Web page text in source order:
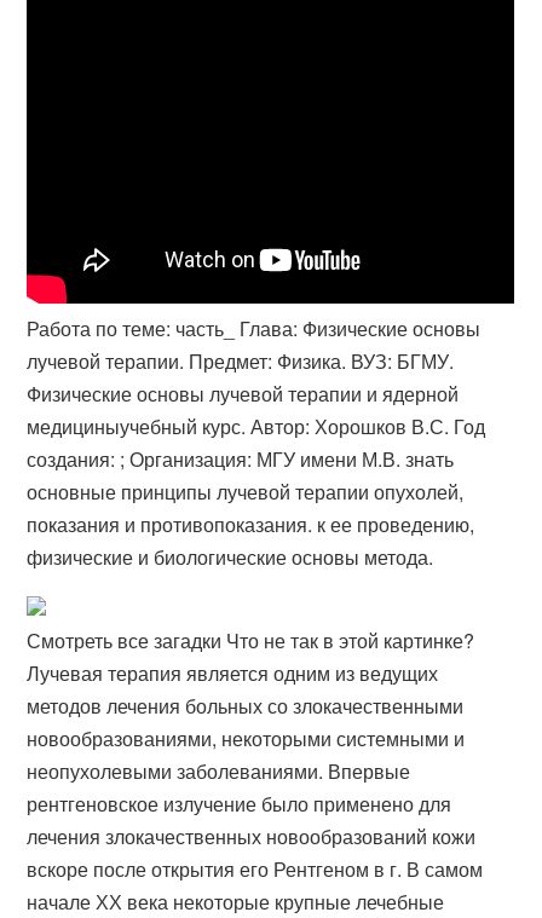
Работа по теме: часть_ Глава: Физические основы
лучевой терапии. Предмет: Физика. ВУЗ: БГМУ.
Физические основы лучевой терапии и ядерной
медициныучебный курс. Автор: Хорошков В.С. Год
создания: ; Организация: МГУ имени М.В. знать
основные принципы лучевой терапии опухолей,
показания и противопоказания. к ее проведению,
физические и биологические основы метода.
Смотреть все загадки Что не так в этой картинке?
Лучевая терапия является одним из ведущих
методов лечения больных со злокачественными
новообразованиями, некоторыми системными и
неопухолевыми заболеваниями. Впервые
рентгеновское излучение было применено для
лечения злокачественных новообразований кожи
вскоре после открытия его Рентгеном в г. В самом
начале ХХ века некоторые крупные лечебные